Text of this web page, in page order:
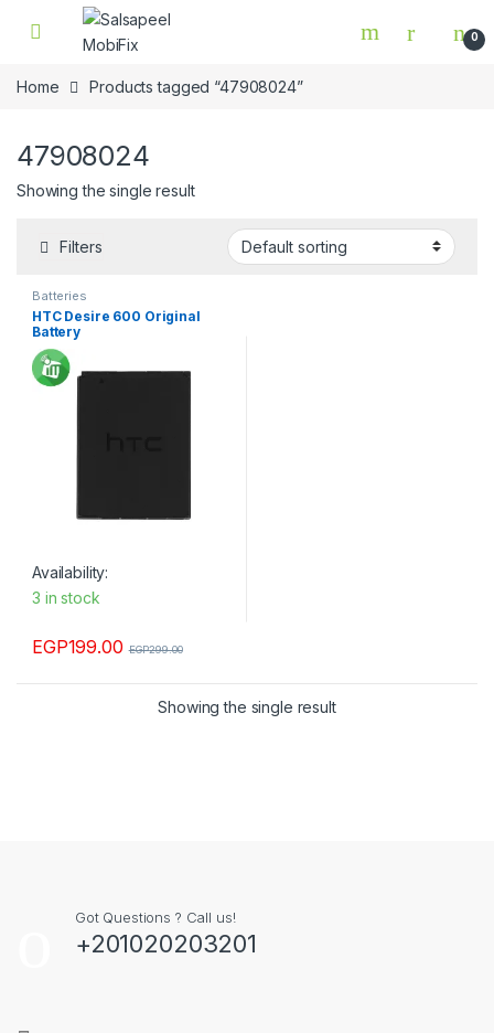
Skip to navigation
Skip to content
0
Home Products tagged “47908024”
47908024
Showing the single result
Filters
Batteries
HTC Desire 600 Original
Battery
Availability:
3 in stock
EGP199.00 EGP299.00
Showing the single result
Got Questions ? Call us!
+201020203201